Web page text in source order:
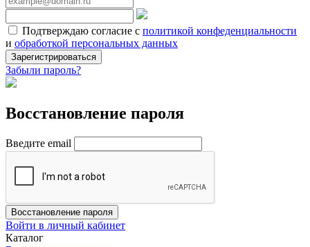
Подтверждаю согласие с политикой конфеденциальности
и обработкой персональных данных
Зарегистрироваться
Забыли пароль?
Восстановление пароля
Введите email
Восстановление пароля
Войти в личный кабинет
Каталог